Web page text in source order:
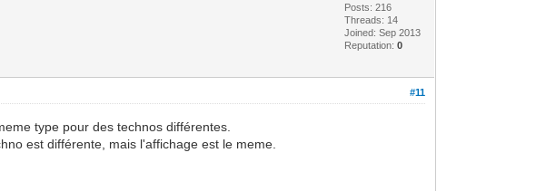
Posts: 216
Threads: 14
Joined: Sep 2013
Reputation:0
#11
type pour des technos différentes.
est différente, mais l'affichage est le meme.